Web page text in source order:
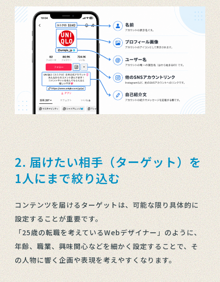
2. 届けたい相手（ターゲット）を
1人にまで絞り込む
コンテンツを届けるターゲットは、可能な限り具体的に
設定することが重要です。
「25歳の転職を考えているWebデザイナー」のように、
年齢、職業、興味関心などを細かく設定することで、そ
の人物に響く企画や表現を考えやすくなります。